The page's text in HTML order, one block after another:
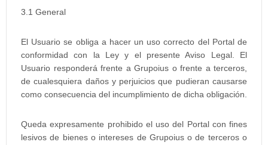
3.1 General
El Usuario se obliga a hacer un uso correcto del Portal de
conformidad con la Ley y el presente Aviso Legal. El
Usuario responderá frente a Grupoius o frente a terceros,
de cualesquiera daños y perjuicios que pudieran causarse
como consecuencia del incumplimiento de dicha obligación.
Queda expresamente prohibido el uso del Portal con fines
lesivos de bienes o intereses de Grupoius o de terceros o